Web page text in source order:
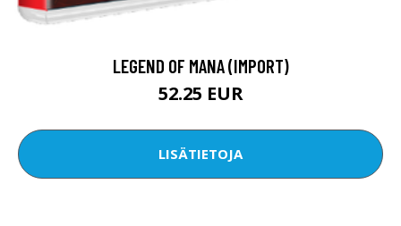
LEGEND OF MANA (IMPORT)
52.25 EUR
LISÄTIETOJA